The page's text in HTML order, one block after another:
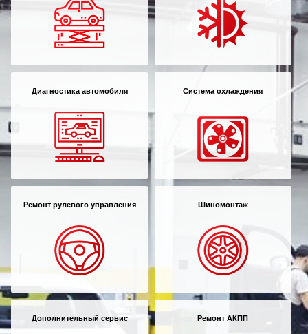
Диагностика автомобиля Система охлаждения
Ремонт рулевого управления Шиномонтаж
Дополнительный сервис Ремонт АКПП